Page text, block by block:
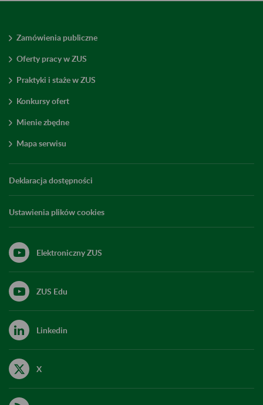
Zamówienia publiczne
Oferty pracy w ZUS
Praktyki i staże w ZUS
Konkursy ofert
Mienie zbędne
Mapa serwisu
Deklaracja dostępności
Ustawienia plików cookies
Elektroniczny ZUS
ZUS Edu
Linkedin
X